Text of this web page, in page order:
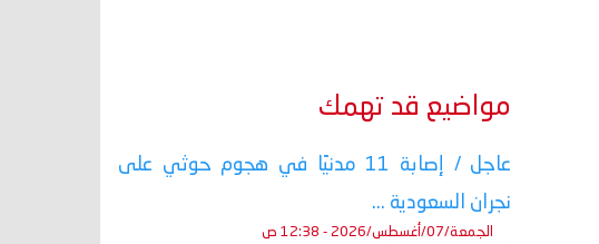
مواضيع قد تهمك
عاجل / إصابة 11 مدنيًا في هجوم حوثي على
نجران السعودية ...
الجمعة/07/أغسطس/2026 - 12:38 ص